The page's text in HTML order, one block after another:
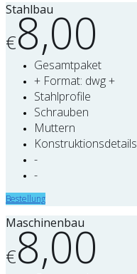
Stahlbau
€8,00
Gesamtpaket
+ Format: dwg +
Stahlprofile
Schrauben
Muttern
Konstruktionsdetails
-
-
Bestellung
Maschinenbau
€8,00